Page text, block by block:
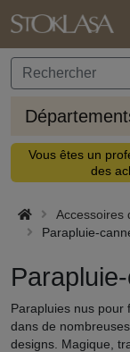
Vous êtes un
des
Accessoires
Parapluie-
Parapluies nus pour
dans de
designs. Magique,